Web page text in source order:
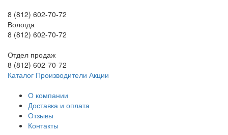
8 (812) 602-70-72
Вологда
8 (812) 602-70-72
Отдел продаж
8 (812) 602-70-72
Каталог Производители Акции
О компании
Доставка и оплата
Отзывы
Контакты